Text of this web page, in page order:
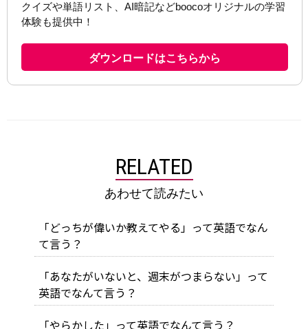
RELATED
あわせて読みたい
「どっちが偉いか教えてやる」って英語でなん
て言う？
「あなたがいないと、週末がつまらない」って
英語でなんて言う？
「やらかした」って英語でなんて言う？